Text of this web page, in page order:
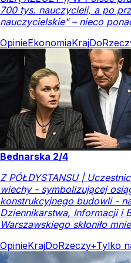
700 tys. nauczycieli, a po
nauczycielskie" – nieco
OpinieEkonomiaKraj
Bednarska 2/4
Z PÓŁDYSTANSU |
wiechy - symbolizującej
konstrukcyjnego budowli -
Dziennikarstwa, Informacji i
Warszawskiego skłoniło
OpinieKrajDoRzeczy+Tylko